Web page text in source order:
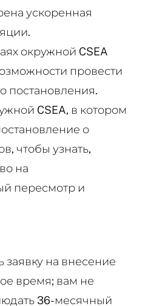
ускоренная
окружной CSEA
провести
постановления.
CSEA, в котором
о
чтобы узнать,
на
пересмотр и
на внесение
время; вам не
36-месячный